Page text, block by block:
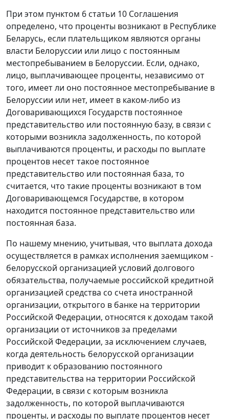
При этом пунктом 6 статьи 10 Соглашения
определено, что проценты возникают в Республике
Беларусь, если плательщиком являются органы
власти Белоруссии или лицо с постоянным
местопребыванием в Белоруссии. Если, однако,
лицо, выплачивающее проценты, независимо от
того, имеет ли оно постоянное местопребывание в
Белоруссии или нет, имеет в каком-либо из
Договаривающихся Государств постоянное
представительство или постоянную базу, в связи с
которыми возникла задолженность, по которой
выплачиваются проценты, и расходы по выплате
процентов несет такое постоянное
представительство или постоянная база, то
считается, что такие проценты возникают в том
Договаривающемся Государстве, в котором
находится постоянное представительство или
постоянная база.
По нашему мнению, учитывая, что выплата дохода
осуществляется в рамках исполнения заемщиком -
белорусской организацией условий долгового
обязательства, получаемые российской кредитной
организацией средства со счета иностранной
организации, открытого в банке на территории
Российской Федерации, относятся к доходам такой
организации от источников за пределами
Российской Федерации, за исключением случаев,
когда деятельность белорусской организации
приводит к образованию постоянного
представительства на территории Российской
Федерации, в связи с которым возникла
задолженность, по которой выплачиваются
проценты, и расходы по выплате процентов несет